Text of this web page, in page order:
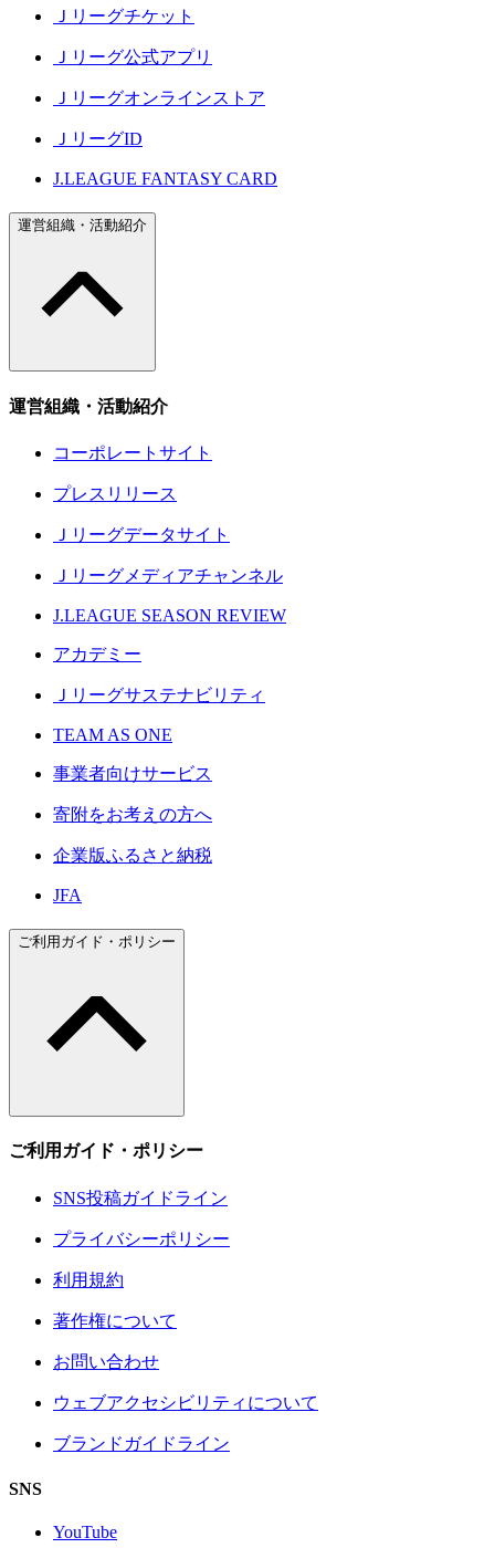
Ｊリーグチケット
Ｊリーグ公式アプリ
Ｊリーグオンラインストア
ＪリーグID
J.LEAGUE FANTASY CARD
運営組織・活動紹介
運営組織・活動紹介
コーポレートサイト
プレスリリース
Ｊリーグデータサイト
Ｊリーグメディアチャンネル
J.LEAGUE SEASON REVIEW
アカデミー
Ｊリーグサステナビリティ
TEAM AS ONE
事業者向けサービス
寄附をお考えの方へ
企業版ふるさと納税
JFA
ご利用ガイド・ポリシー
ご利用ガイド・ポリシー
SNS投稿ガイドライン
プライバシーポリシー
利用規約
著作権について
お問い合わせ
ウェブアクセシビリティについて
ブランドガイドライン
SNS
YouTube